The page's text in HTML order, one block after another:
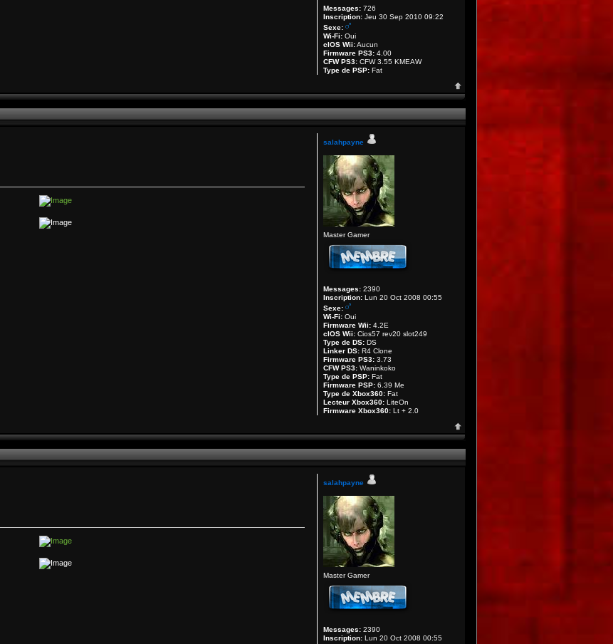
Messages: 726
Inscription: Jeu 30 Sep 2010 09:22
Sexe:
Wi-Fi: Oui
cIOS Wii:Aucun
Firmware PS3: 4.00
CFW PS3: CFW 3.55 KMEAW
Type de PSP: Fat
salahpayne
Master Gamer
Messages: 2390
Inscription: Lun 20 Oct 2008 00:55
Sexe:
Wi-Fi: Oui
Firmware Wii: 4.2E
cIOS Wii: Cios57 rev20 slot249
Type de DS: DS
Linker DS: R4 Clone
Firmware PS3: 3.73
CFW PS3: Waninkoko
Type de PSP: Fat
Firmware PSP: 6.39 Me
Type de Xbox360: Fat
Lecteur Xbox360: LiteOn
Firmware Xbox360: Lt + 2.0
salahpayne
Master Gamer
Messages: 2390
Inscription: Lun 20 Oct 2008 00:55